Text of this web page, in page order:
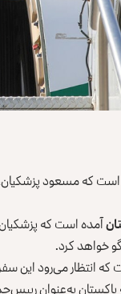
آمده است که
خواهد کرد.
انتظار می‌رود این
به‌عنوان